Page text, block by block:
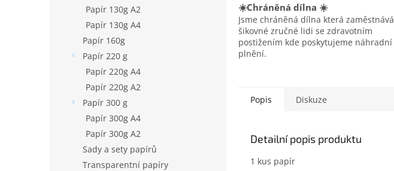
Papír 130g A2
Papír 130g A4
Papír 160g
Papír 220 g
Papír 220g A4
Papír 220g A2
Papír 300 g
Papír 300g A4
Papír 300g A2
Sady a sety papírů
Transparentní papíry
☀️Chráněná dílna ☀️
Jsme chráněná dílna která zaměstnává
šikovné zručné lidi se zdravotním
postižením kde poskytujeme náhradní
plnění.
Popis Diskuze
Detailní popis produktu
1 kus papír